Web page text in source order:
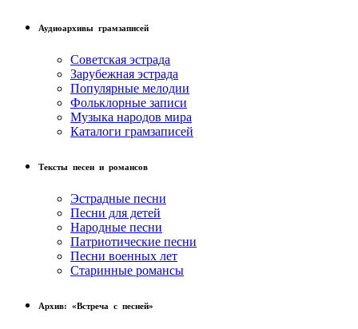
Аудиоархивы грамзаписей
Советская эстрада
Зарубежная эстрада
Популярные мелодии
Фольклорные записи
Музыка народов мира
Каталоги грамзаписей
Тексты песен и романсов
Эстрадные песни
Песни для детей
Народные песни
Патриотические песни
Песни военных лет
Старинные романсы
Архив: «Встреча с песней»